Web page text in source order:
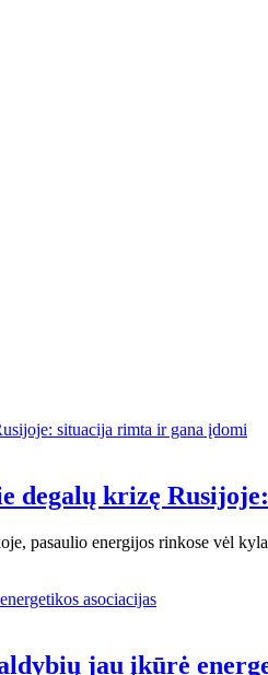
degalų krizę
pasaulio energijos rinkose vėl
jau įkūrė